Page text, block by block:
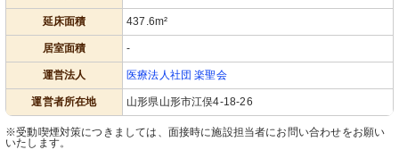
延床面積 437.6m²
居室面積 -
運営法人 医療法人社団 楽聖会
運営者所在地 山形県山形市江俣4-18-26
※受動喫煙対策につきましては、面接時に施設担当者にお問い合わせをお願い
いたします。